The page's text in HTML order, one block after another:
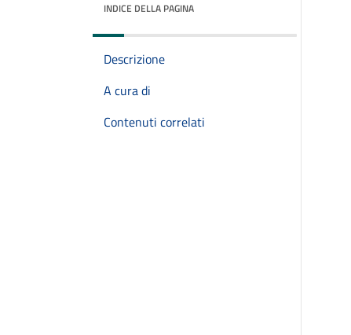
INDICE DELLA PAGINA
Descrizione
A cura di
Contenuti correlati